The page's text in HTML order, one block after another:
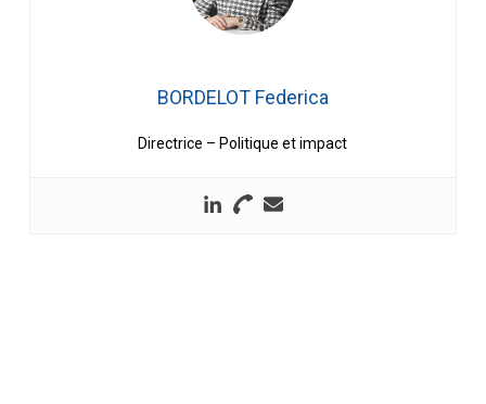
BORDELOT Federica
Directrice – Politique et impact